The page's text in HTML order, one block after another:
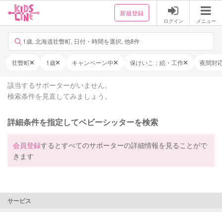
新規登録
ログイン メニュー
1歳, 北海道壮瞥町, 日付・時間を選択, 他8件
壮瞥町 1歳 キャンペーン中 保けいこ：絵・工作 夜間対
該当するサポーターがいません。
検索条件を見直してみましょう。
詳細条件を指定してベビーシッターを検索
会員登録するとすべてのサポーターの詳細情報を見ることがで
きます
サービス